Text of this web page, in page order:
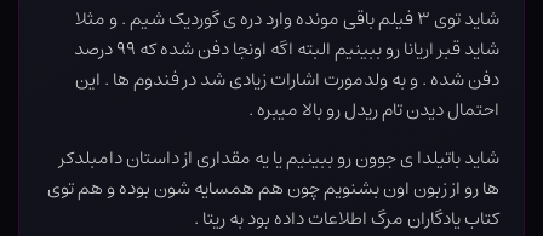
شاید توی ۳ فیلم باقی مونده وارد دره ی گوردیک شیم . و مثلا
شاید قبر اریانا رو ببینیم البته اگه اونجا دفن شده که ۹۹ درصد
دفن شده . و به ولدمورت اشارات زیادی شد در فندوم ها . این
احتمال دیدن تام ریدل رو بالا میبره .
شاید باتیلدا ی جوون رو ببینیم یا یه مقداری از داستان دامبلدکر
ها رو از زبون اون بشنویم چون هم همسایه شون بوده و هم توی
کتاب یادگاران مرگ اطلاعات داده بود به ریتا .